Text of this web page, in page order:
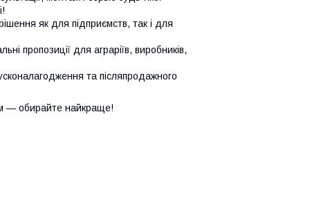
як для підприємств, так і для
пропозиції для аграріїв, виробників,
та післяпродажного
— обирайте найкраще!